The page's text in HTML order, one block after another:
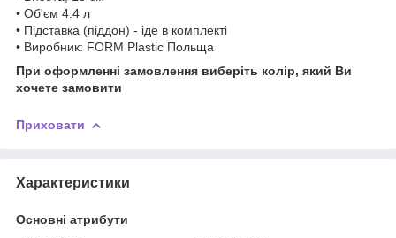
• Об'єм 4.4 л
• Підставка (піддон) - іде в комплекті
• Виробник: FORM Plastic Польща
При оформленні замовлення виберіть колір, який Ви
хочете замовити
Приховати
Характеристики
Основні атрибути